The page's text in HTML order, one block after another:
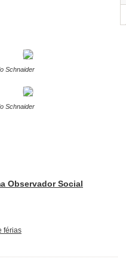
Schnaider
Schnaider
Observador Social
férias